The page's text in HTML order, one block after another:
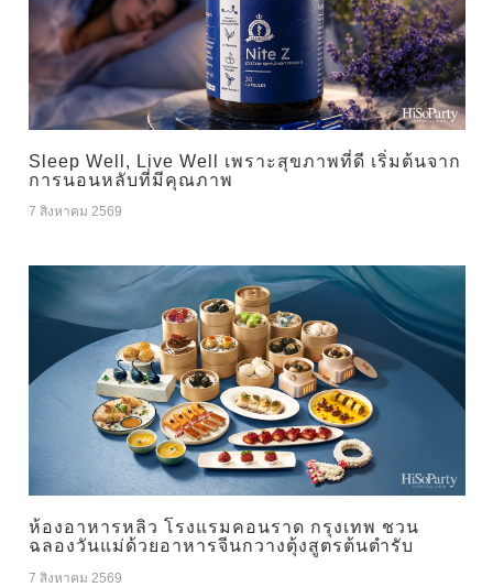
Sleep Well, Live Well เพราะสุขภาพที่ดี เริ่มต้นจาก
การนอนหลับที่มีคุณภาพ
7 สิงหาคม 2569
ห้องอาหารหลิว โรงแรมคอนราด กรุงเทพ ชวน
ฉลองวันแม่ด้วยอาหารจีนกวางตุ้งสูตรต้นตำรับ
7 สิงหาคม 2569